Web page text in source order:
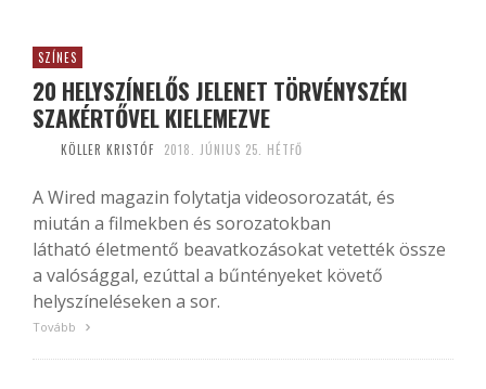
SZÍNES
20 HELYSZÍNELŐS JELENET TÖRVÉNYSZÉKI
SZAKÉRTŐVEL KIELEMEZVE
KÖLLER KRISTÓF 2018. JÚNIUS 25. HÉTFŐ
A Wired magazin folytatja videosorozatát, és
miután a filmekben és sorozatokban
látható életmentő beavatkozásokat vetették össze
a valósággal, ezúttal a bűntényeket követő
helyszíneléseken a sor.
Tovább